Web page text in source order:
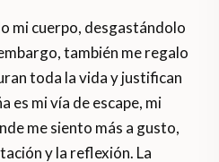
mi cuerpo, desgastándolo
también me regalo
toda la vida y justifican
es mi vía de escape, mi
me siento más a gusto,
y la reflexión. La